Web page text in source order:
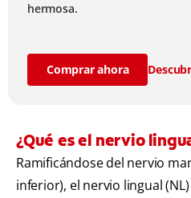
hermosa.
Comprar ahora
¿Qué es el nervio
Ramificándose del nervio
inferior), el nervio lingual